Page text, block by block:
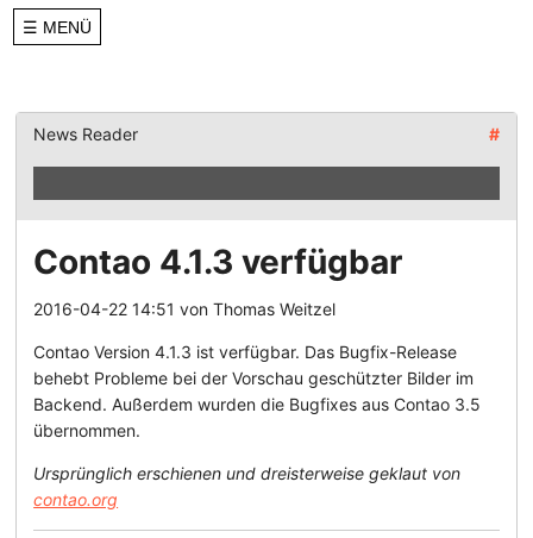
☰ MENÜ
#
News Reader
Contao 4.1.3 verfügbar
2016-04-22 14:51 vonThomas Weitzel
Contao Version 4.1.3 ist verfügbar. Das Bugfix-Release
behebt Probleme bei der Vorschau geschützter Bilder im
Backend. Außerdem wurden die Bugfixes aus Contao 3.5
übernommen.
Ursprünglich erschienen und dreisterweise geklaut von
contao.org